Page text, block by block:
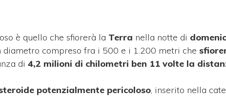
è quello che sfiorerà la Terra nella notte di
diametro compreso fra i 500 e i 1.200 metri che
di 4,2 milioni di chilometri ben 11 volte la
potenzialmente pericoloso , inserito nella